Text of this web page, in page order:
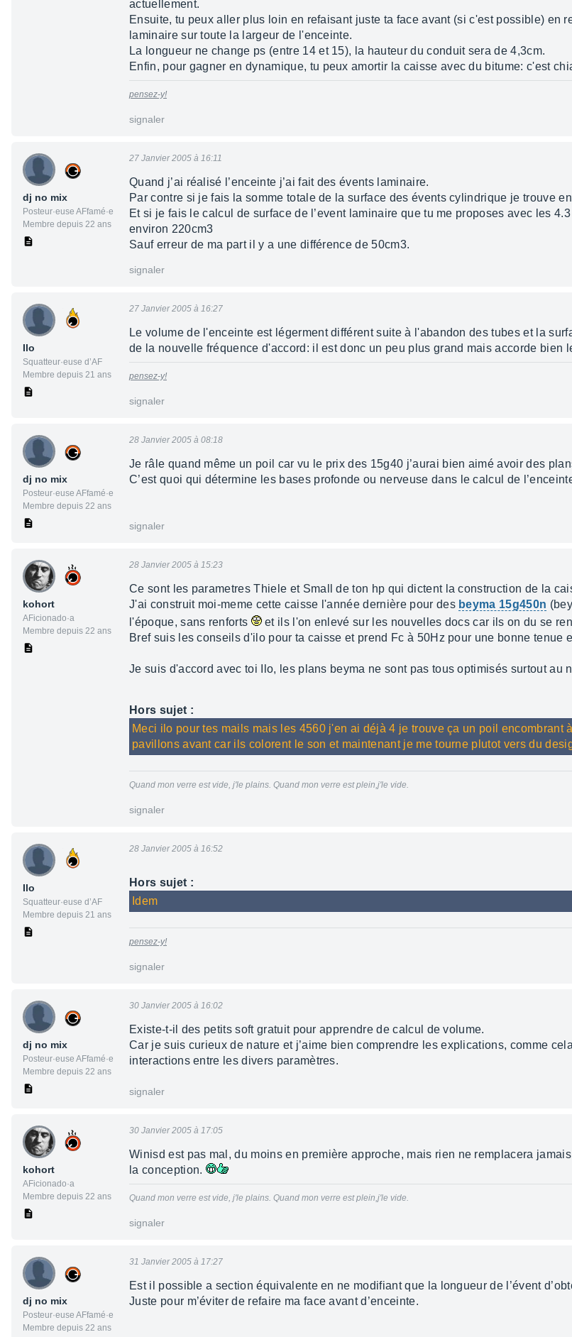
actuellement.
Ensuite, tu peux aller plus loin en refaisant juste ta face avant (si c'est possible) en
laminaire sur toute la largeur de l'enceinte.
La longueur ne change ps (entre 14 et 15), la hauteur du conduit sera de 4,3cm.
Enfin, pour gagner en dynamique, tu peux amortir la caisse avec du bitume: c'est
pensez-y!
signaler
dj no mix
Posteur·euse AFfamé·e
Membre depuis 22 ans
27 Janvier 2005 à 16:11
Quand j’ai réalisé l’enceinte j’ai fait des évents laminaire.
Par contre si je fais la somme totale de la surface des évents cylindrique je trouve
Et si je fais le calcul de surface de l’event laminaire que tu me proposes avec les
environ 220cm3
Sauf erreur de ma part il y a une différence de 50cm3.
signaler
Ilo
Squatteur·euse d’AF
Membre depuis 21 ans
27 Janvier 2005 à 16:27
Le volume de l'enceinte est légerment différent suite à l'abandon des tubes et la
de la nouvelle fréquence d'accord: il est donc un peu plus grand mais accorde bien
pensez-y!
signaler
dj no mix
Posteur·euse AFfamé·e
Membre depuis 22 ans
28 Janvier 2005 à 08:18
Je râle quand même un poil car vu le prix des 15g40 j’aurai bien aimé avoir des
C’est quoi qui détermine les bases profonde ou nerveuse dans le calcul de
signaler
kohort
AFicionado·a
Membre depuis 22 ans
28 Janvier 2005 à 15:23
Ce sont les parametres Thiele et Small de ton hp qui dictent la construction de la
J'ai construit moi-meme cette caisse l'année dernière pour des beyma 15g450n
l'époque, sans renforts
et ils l'on enlevé sur les nouvelles docs car ils on du se
Bref suis les conseils d'ilo pour ta caisse et prend Fc à 50Hz pour une bonne tenue
Je suis d'accord avec toi Ilo, les plans beyma ne sont pas tous optimisés surtout au
Hors sujet :
Meci ilo pour tes mails mais les 4560 j'en ai déjà 4 je trouve ça un poil encombrant
pavillons avant car ils colorent le son et maintenant je me tourne plutot vers du
Quand mon verre est vide, j'le plains. Quand mon verre est plein,j'le vide.
signaler
Ilo
Squatteur·euse d’AF
Membre depuis 21 ans
28 Janvier 2005 à 16:52
Hors sujet :
Idem
pensez-y!
signaler
dj no mix
Posteur·euse AFfamé·e
Membre depuis 22 ans
30 Janvier 2005 à 16:02
Existe-t-il des petits soft gratuit pour apprendre de calcul de volume.
Car je suis curieux de nature et j’aime bien comprendre les explications, comme
interactions entre les divers paramètres.
signaler
kohort
AFicionado·a
Membre depuis 22 ans
30 Janvier 2005 à 17:05
Winisd est pas mal, du moins en première approche, mais rien ne remplacera
la conception.
Quand mon verre est vide, j'le plains. Quand mon verre est plein,j'le vide.
signaler
dj no mix
Posteur·euse AFfamé·e
Membre depuis 22 ans
31 Janvier 2005 à 17:27
Est il possible a section équivalente en ne modifiant que la longueur de l’évent
Juste pour m’éviter de refaire ma face avant d’enceinte.